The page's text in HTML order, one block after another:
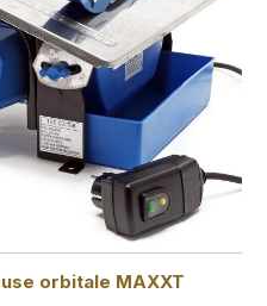
orbitale MAXXT